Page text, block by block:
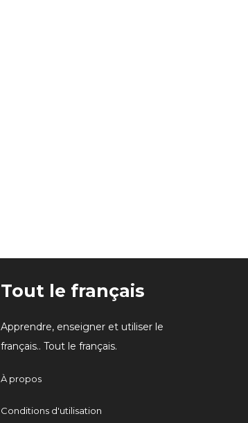
Tout le français
Apprendre, enseigner et utiliser le
français.. Tout le français.
À propos
Conditions d'utilisation